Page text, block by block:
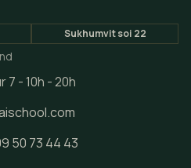
Sukhumvit soi 22
7 - 10h - 20h
50 73 44 43